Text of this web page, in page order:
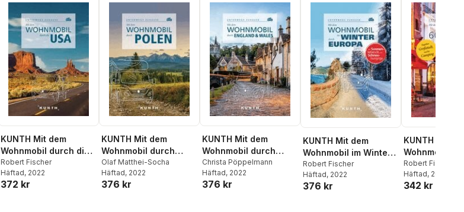
KUNTH Mit dem
Wohnmobil durch die
USA
Robert Fischer
Häftad, 2022
372 kr
KUNTH Mit dem
Wohnmobil durch
Polen
Olaf Matthei-Socha
Häftad, 2022
376 kr
KUNTH Mit dem
Wohnmobil durch
England & Wales
Christa Pöppelmann
Häftad, 2022
376 kr
KUNTH Mit dem
Wohnmobil im Winter
durch ganz Europa
Robert Fischer
Häftad, 2022
376 kr
KUNTH Mit
Wohnmobil in
Städte
Robert Fischer
Häftad, 2022
342 kr